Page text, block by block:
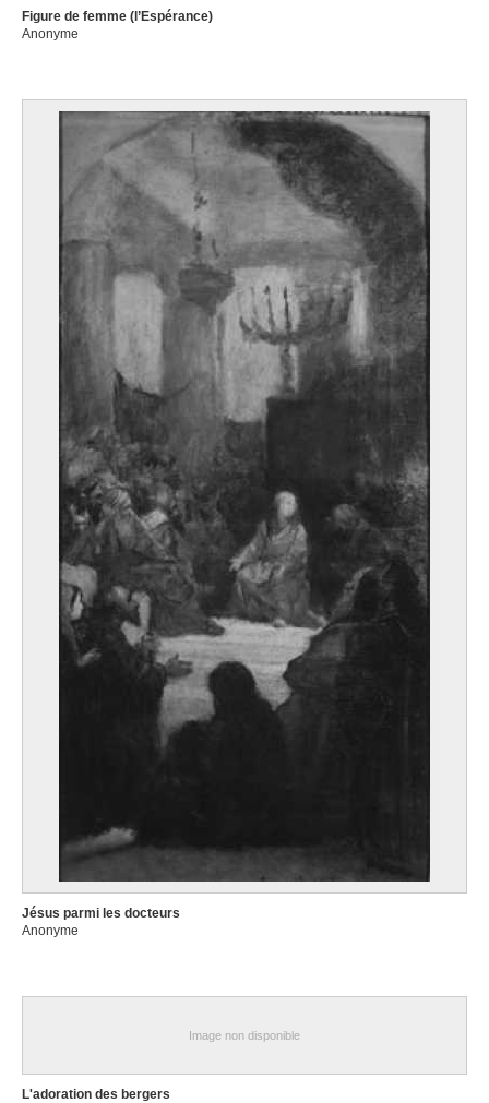
Figure de femme (l’Espérance)
Anonyme
Jésus parmi les docteurs
Anonyme
Image non disponible
L'adoration des bergers